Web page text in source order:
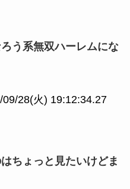
う系無双ハーレムにな
09/28(火) 19:12:34.27
ちょっと見たいけどま